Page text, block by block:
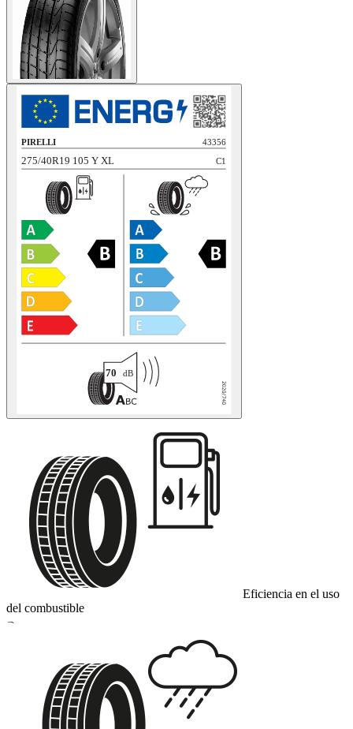
Eficiencia en el uso
del combustible
B